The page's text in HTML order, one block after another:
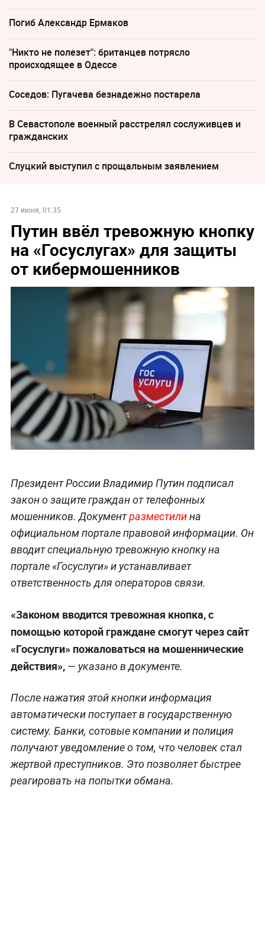
Погиб Александр Ермаков
"Никто не полезет": британцев потрясло
происходящее в Одессе
Соседов: Пугачева безнадежно постарела
В Севастополе военный расстрелял сослуживцев и
гражданских
Слуцкий выступил с прощальным заявлением
27 июня, 01:35
Путин ввёл тревожную кнопку
на «Госуслугах» для защиты
от кибермошенников
Президент России Владимир Путин подписал
закон о защите граждан от телефонных
мошенников. Документразместилина
официальном портале правовой информации. Он
вводит специальную тревожную кнопку на
портале «Госуслуги» и устанавливает
ответственность для операторов связи.
«Законом вводится тревожная кнопка, с
помощью которой граждане смогут через сайт
«Госуслуги» пожаловаться на мошеннические
действия», — указано в документе.
После нажатия этой кнопки информация
автоматически поступает в государственную
систему. Банки, сотовые компании и полиция
получают уведомление о том, что человек стал
жертвой преступников. Это позволяет быстрее
реагировать на попытки обмана.